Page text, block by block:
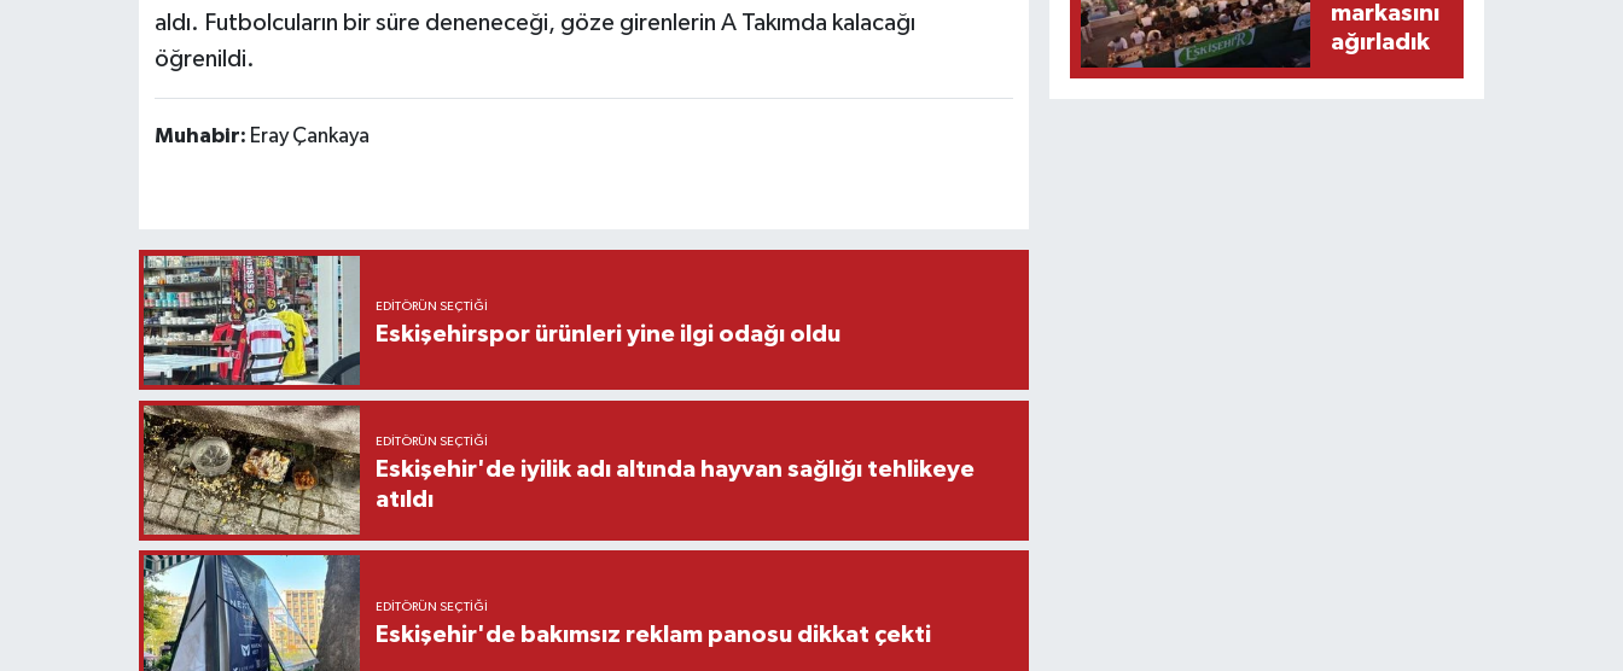
aldı. Futbolcuların bir süre deneneceği, göze girenlerin A Takımda kalacağı
öğrenildi.
Muhabir: Eray Çankaya
EDITÖRÜN SEÇTIĞI
Eskişehirspor ürünleri yine ilgi odağı oldu
EDITÖRÜN SEÇTIĞI
Eskişehir'de iyilik adı altında hayvan sağlığı tehlikeye
atıldı
EDITÖRÜN SEÇTIĞI
Eskişehir'de bakımsız reklam panosu dikkat çekti
markasını
ağırladık